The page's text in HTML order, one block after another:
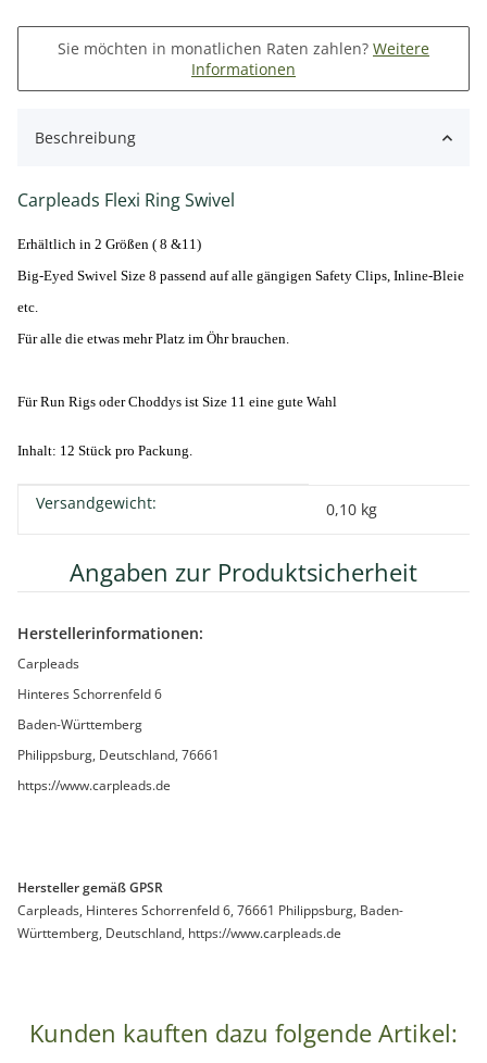
Sie möchten in monatlichen Raten zahlen? Weitere
Informationen
Beschreibung
Carpleads Flexi Ring Swivel
Erhältlich in 2 Größen ( 8 &11)
Big-Eyed Swivel Size 8 passend auf alle gängigen Safety Clips, Inline-Bleie
etc.
Für alle die etwas mehr Platz im Öhr brauchen.
Für Run Rigs oder Choddys ist Size 11 eine gute Wahl
Inhalt: 12 Stück pro Packung.
Produkteigenschaft
Wert
Versandgewicht: 0,10 kg
Angaben zur Produktsicherheit
Herstellerinformationen:
Carpleads
Hinteres Schorrenfeld 6
Baden-Württemberg
Philippsburg, Deutschland, 76661
https://www.carpleads.de
Hersteller gemäß GPSR
Carpleads, Hinteres Schorrenfeld 6, 76661 Philippsburg, Baden-
Württemberg, Deutschland, https://www.carpleads.de
Kunden kauften dazu folgende Artikel: